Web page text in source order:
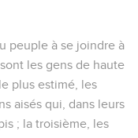
peuple à se joindre à
les gens de haute
plus estimé, les
aisés qui, dans leurs
; la troisième, les